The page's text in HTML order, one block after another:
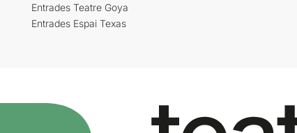
Entrades Teatre Goya
Entrades Espai Texas